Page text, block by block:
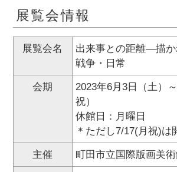
展覧会情報
展覧会名
出来事との距離―描か
戦争・日常
会期
2023年6月3日（土）
祝）
休館日：月曜日
＊ただし7/17(月祝)は
主催 町田市立国際版画美